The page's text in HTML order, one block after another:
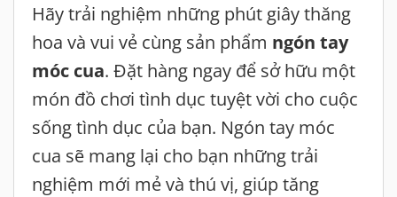
Hãy trải nghiệm những phút giây thăng
hoa và vui vẻ cùng sản phẩm ngón tay
móc cua. Đặt hàng ngay để sở hữu một
món đồ chơi tình dục tuyệt vời cho cuộc
sống tình dục của bạn. Ngón tay móc
cua sẽ mang lại cho bạn những trải
nghiệm mới mẻ và thú vị, giúp tăng